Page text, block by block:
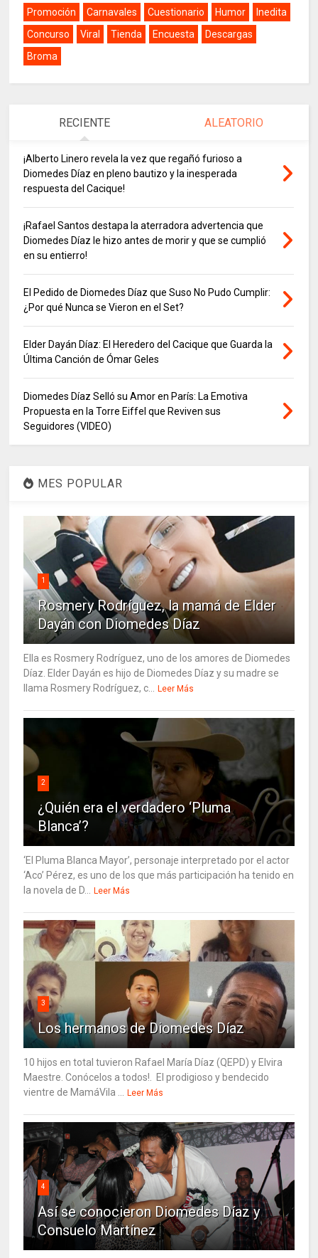
Promoción Carnavales Cuestionario Humor
Inedita
Concurso
Viral Tienda Encuesta
Descargas
Broma
RECIENTE ALEATORIO
¡Alberto Linero revela la vez que regañó furioso a
Diomedes Díaz en pleno bautizo y la inesperada
respuesta del Cacique!
¡Rafael Santos destapa la aterradora advertencia que
Diomedes Díaz le hizo antes de morir y que se cumplió
en su entierro!
El Pedido de Diomedes Díaz que Suso No Pudo Cumplir:
¿Por qué Nunca se Vieron en el Set?
Elder Dayán Díaz: El Heredero del Cacique que Guarda la
Última Canción de Ómar Geles
Diomedes Díaz Selló su Amor en París: La Emotiva
Propuesta en la Torre Eiffel que Reviven sus
Seguidores (VIDEO)
MES POPULAR
1
Rosmery Rodríguez, la mamá de Elder
Dayán con Diomedes Díaz
Ella es Rosmery Rodríguez, uno de los amores de Diomedes
Díaz. Elder Dayán es hijo de Diomedes Díaz y su madre se
llama Rosmery Rodríguez, c...
Leer Más
2
¿Quién era el verdadero ‘Pluma
Blanca’?
‘El Pluma Blanca Mayor’, personaje interpretado por el actor
‘Aco’ Pérez, es uno de los que más participación ha tenido en
la novela de D...
Leer Más
3
Los hermanos de Diomedes Díaz
10 hijos en total tuvieron Rafael María Díaz (QEPD) y Elvira
Maestre. Conócelos a todos!. El prodigioso y bendecido
vientre de MamáVila ...
Leer Más
4
Así se conocieron Diomedes Díaz y
Consuelo Martínez